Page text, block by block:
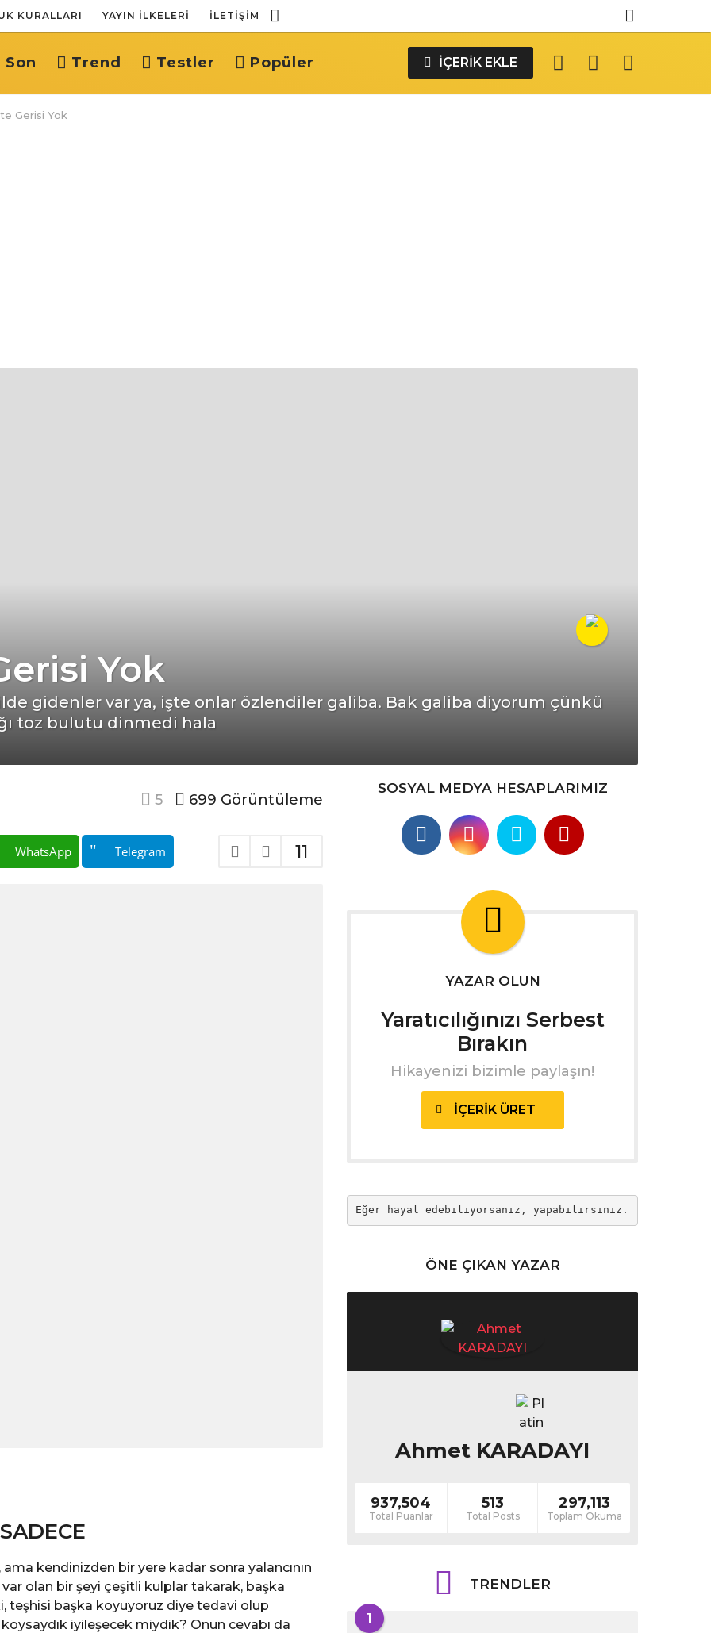
KURALLARI YAYIN İLKELERI İLETIŞIM
Son Trend Testler Popüler İÇERIK EKLE
Gerisi Yok
Yok
gidenler var ya, işte onlar özlendiler galiba. Bak galiba diyorum çünkü
toz bulutu dinmedi hala
5 699 Görüntüleme
11
WhatsApp Telegram
kendinizden bir yere kadar sonra yalancının
olan bir şeyi çeşitli kulplar takarak, başka
teşhisi başka koyuyoruz diye tedavi olup
iyileşecek miydik? Onun cevabı da
SOSYAL MEDYA HESAPLARIMIZ
YAZAR OLUN
Yaratıcılığınızı Serbest
Bırakın
Hikayenizi bizimle paylaşın!
İÇERIK ÜRET
Eğer hayal edebiliyorsanız, yapabilirsiniz.
ÖNE ÇIKAN YAZAR
Ahmet KARADAYI
937,504
Total Puanlar
513
Total Posts
297,113
Toplam Okuma
TRENDLER
1